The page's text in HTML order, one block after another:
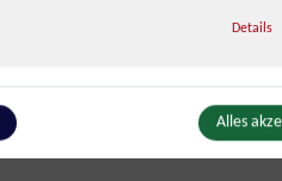
Details
Alles